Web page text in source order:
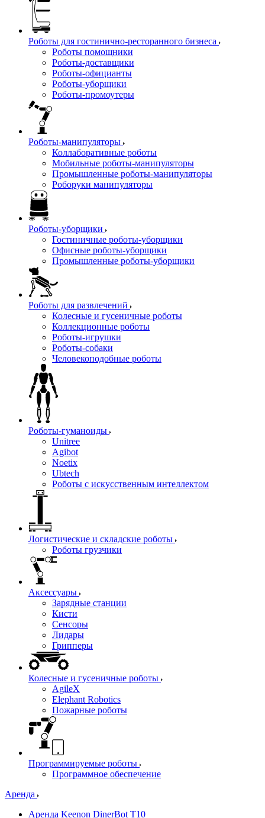
Роботы для гостинично-ресторанного бизнеса
Роботы помощники
Роботы-доставщики
Роботы-официанты
Роботы-уборщики
Роботы-промоутеры
Роботы-манипуляторы
Коллаборативные роботы
Мобильные роботы-манипуляторы
Промышленные роботы-манипуляторы
Роборуки манипуляторы
Роботы-уборщики
Гостиничные роботы-уборщики
Офисные роботы-уборщики
Промышленные роботы-уборщики
Роботы для развлечений
Колесные и гусеничные роботы
Коллекционные роботы
Роботы-игрушки
Роботы-собаки
Человекоподобные роботы
Роботы-гуманоиды
Unitree
Agibot
Noetix
Ubtech
Роботы с искусственным интеллектом
Логистические и складские роботы
Роботы грузчики
Аксессуары
Зарядные станции
Кисти
Сенсоры
Лидары
Грипперы
Колесные и гусеничные роботы
AgileX
Elephant Robotics
Пожарные роботы
Программируемые роботы
Программное обеспечение
Аренда
Аренда Keenon DinerBot T10